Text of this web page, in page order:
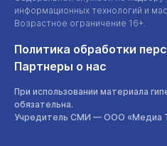
информационных технологий и
Возрастное ограничение 16+.
Политика обработки
Партнеры о нас
При использовании материала
обязательна.
Учредитель СМИ — ООО «Медиа